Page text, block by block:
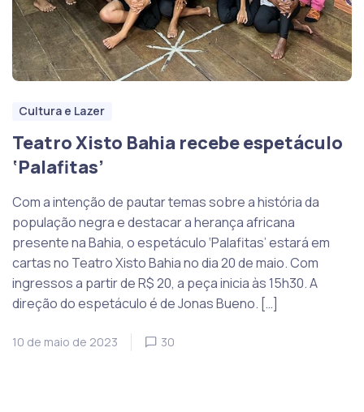
Cultura e Lazer
Teatro Xisto Bahia recebe espetáculo
‘Palafitas’
Com a intenção de pautar temas sobre a história da
população negra e destacar a herança africana
presente na Bahia, o espetáculo ‘Palafitas’ estará em
cartas no Teatro Xisto Bahia no dia 20 de maio. Com
ingressos a partir de R$ 20, a peça inicia às 15h30. A
direção do espetáculo é de Jonas Bueno. […]
10 de maio de 2023 30